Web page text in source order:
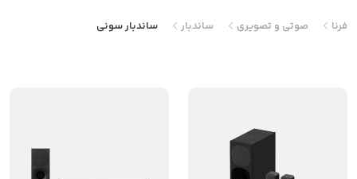
فرنا صوتی و تصویری ساندبار ساندبار سونی